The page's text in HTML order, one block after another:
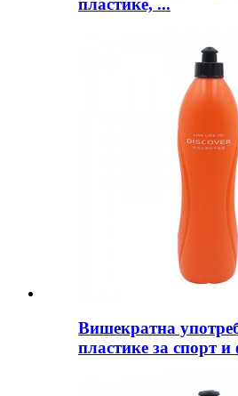
пластике, ...
Вишекратна
пластике за спорт и